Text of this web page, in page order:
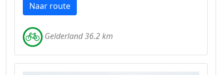
Naar route
Gelderland 36.2 km